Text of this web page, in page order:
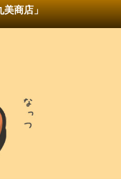
美商店」